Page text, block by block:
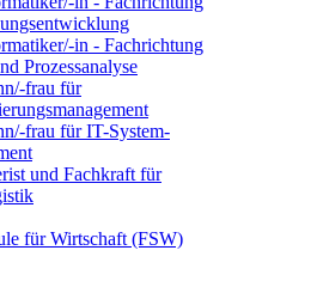
in - Fachrichtung
Prozessanalyse
frau für
frau für IT-System-
und Fachkraft für
für Wirtschaft (FSW)